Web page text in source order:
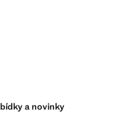
a novinky